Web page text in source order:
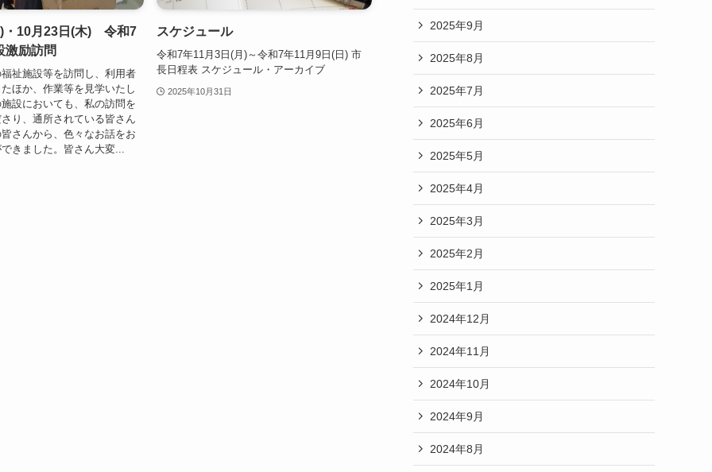
・10月23日(木) 令和7
激励訪問
祉施設等を訪問し、利用者
ほか、作業等を見学いたし
設においても、私の訪問を
り、通所されている皆さん
さんから、色々なお話をお
きました。皆さん大変...
スケジュール
令和7年11月3日(月)～令和7年11月9日(日) 市
長日程表 スケジュール・アーカイブ
2025年10月31日
2025年9月
2025年8月
2025年7月
2025年6月
2025年5月
2025年4月
2025年3月
2025年2月
2025年1月
2024年12月
2024年11月
2024年10月
2024年9月
2024年8月